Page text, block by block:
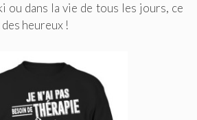
ou dans la vie de tous les jours, ce
heureux !